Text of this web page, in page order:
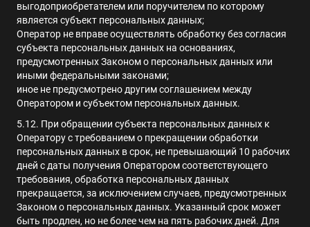
выгодоприобретателем или поручителем по которому
является субъект персональных данных;
Оператор не вправе осуществлять обработку без согласия
субъекта персональных данных на основаниях,
предусмотренных Законом о персональных данных или
иными федеральными законами;
иное не предусмотрено другим соглашением между
Оператором и субъектом персональных данных.
5.12. При обращении субъекта персональных данных к
Оператору с требованием о прекращении обработки
персональных данных в срок, не превышающий 10 рабочих
дней с даты получения Оператором соответствующего
требования, обработка персональных данных
прекращается, за исключением случаев, предусмотренных
Законом о персональных данных. Указанный срок может
быть продлен, но не более чем на пять рабочих дней. Для